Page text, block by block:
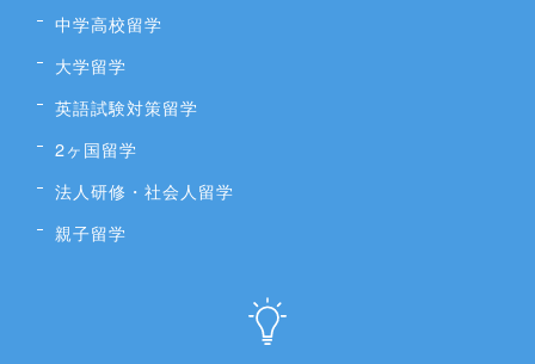
中学高校留学
大学留学
英語試験対策留学
2ヶ国留学
法人研修・社会人留学
親子留学